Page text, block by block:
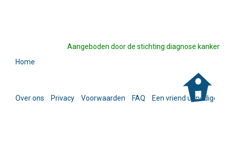
Home
Aangeboden door de stichting diagnose kanker
Over ons Privacy Voorwaarden FAQ Een vriend uitnodigen